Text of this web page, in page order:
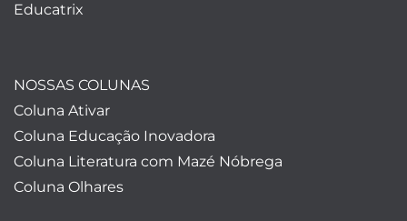
Educatrix
NOSSAS COLUNAS
Coluna Ativar
Coluna Educação Inovadora
Coluna Literatura com Mazé Nóbrega
Coluna Olhares